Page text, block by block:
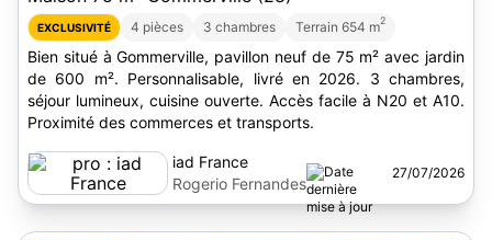
EXCLUSIVITÉ 4 pièces 3 chambres Terrain 654 m2
Bien situé à Gommerville, pavillon neuf de 75 m² avec jardin
de 600 m². Personnalisable, livré en 2026. 3 chambres,
séjour lumineux, cuisine ouverte. Accès facile à N20 et A10.
Proximité des commerces et transports.
iad France
Rogerio Fernandes
27/07/2026